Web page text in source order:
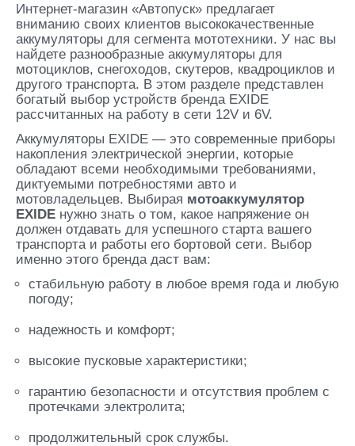
Интернет-магазин «Автопуск» предлагает
вниманию своих клиентов высококачественные
аккумуляторы для сегмента мототехники. У нас вы
найдете разнообразные аккумуляторы для
мотоциклов, снегоходов, скутеров, квадроциклов и
другого транспорта. В этом разделе представлен
богатый выбор устройств бренда EXIDE
рассчитанных на работу в сети 12V и 6V.
Аккумуляторы EXIDE — это современные приборы
накопления электрической энергии, которые
обладают всеми необходимыми требованиями,
диктуемыми потребностями авто и
мотовладельцев. Выбирая мотоаккумулятор
EXIDE нужно знать о том, какое напряжение он
должен отдавать для успешного старта вашего
транспорта и работы его бортовой сети. Выбор
именно этого бренда даст вам:
стабильную работу в любое время года и любую
погоду;
надежность и комфорт;
высокие пусковые характеристики;
гарантию безопасности и отсутствия проблем с
протечками электролита;
продолжительный срок службы.